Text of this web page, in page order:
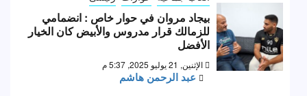
بيجاد مروان في حوار خاص : انضمامي
للزمالك قرار مدروس والأبيض كان الخيار
الأفضل
الإثنين, 21 يوليو 2025, 5:37 م
عبد الرحمن هاشم